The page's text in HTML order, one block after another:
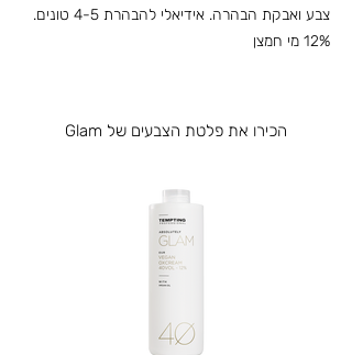
צבע ואבקת הבהרה. אידיאלי להבהרת 4-5 טונים.
12% מי חמצן
הכירו את פלטת הצבעים של Glam